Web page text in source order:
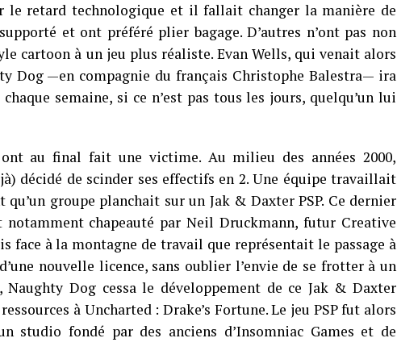
le retard technologique et il fallait changer la manière de
et ont préféré plier bagage. D’autres n’ont pas non
cartoon à un jeu plus réaliste. Evan Wells, qui venait alors
Dog —en compagnie du français Christophe Balestra— ira
semaine, si ce n’est pas tous les jours, quelqu’un lui
au final fait une victime. Au milieu des années 2000,
décidé de scinder ses effectifs en 2. Une équipe travaillait
groupe planchait sur un Jak & Daxter PSP. Ce dernier
chapeauté par Neil Druckmann, futur Creative
face à la montagne de travail que représentait le passage à
nouvelle licence, sans oublier l’envie de se frotter à un
Dog cessa le développement de ce Jak & Daxter
à Uncharted : Drake’s Fortune. Le jeu PSP fut alors
studio fondé par des anciens d’Insomniac Games et de